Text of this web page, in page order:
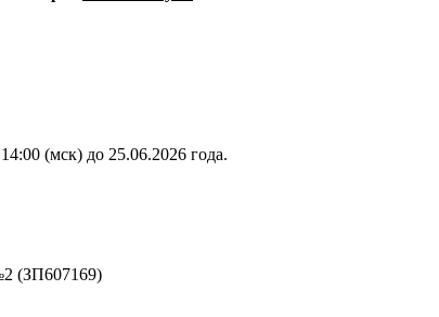
(мск) до 25.06.2026 года.
(ЗП607169)